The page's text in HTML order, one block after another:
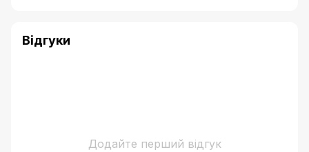
Відгуки
Додайте перший відгук